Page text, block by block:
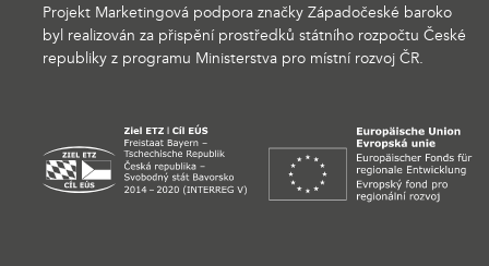
Projekt Marketingová podpora značky Západočeské baroko
byl realizován za přispění prostředků státního rozpočtu České
republiky z programu Ministerstva pro místní rozvoj ČR.